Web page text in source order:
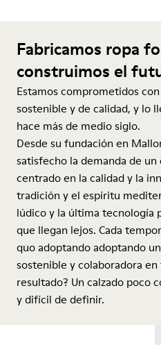
Fabricamos ropa
construimos el
Estamos comprometidos
sostenible y de calidad, y lo
hace más de medio siglo.
Desde su fundación en
satisfecho la demanda de
centrado en la calidad y la
tradición y el espíritu
lúdico y la última tecnología
que llegan lejos. Cada
quo adoptando adoptando
sostenible y colaboradora
resultado? Un calzado poco
y difícil de definir.